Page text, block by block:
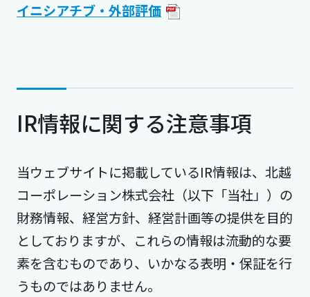
イニシアチブ・外部評価
IR情報に関する注意事項
当ウェブサイトに掲載しているIR情報は、北越
コーポレーション株式会社（以下「当社」）の
財務情報、経営方針、経営計画等の提供を目的
としておりますが、これらの情報は流動的な要
素を含むものであり、いかなる表明・保証を行
うものではありません。